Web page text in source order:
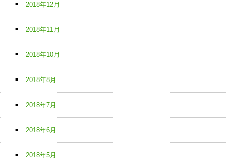
2018年12月
2018年11月
2018年10月
2018年8月
2018年7月
2018年6月
2018年5月